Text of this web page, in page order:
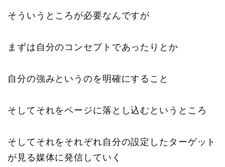
そういうところが必要なんですが
まずは自分のコンセプトであったりとか
自分の強みというのを明確にすること
そしてそれをページに落とし込むというところ
そしてそれをそれぞれ自分の設定したターゲット
が見る媒体に発信していく